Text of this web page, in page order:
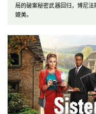
局的破案秘密武器回归，博尼
媲美。